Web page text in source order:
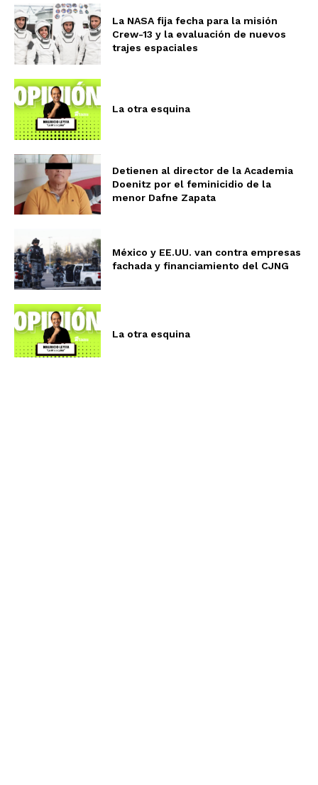
La NASA fija fecha para la misión
Crew-13 y la evaluación de nuevos
trajes espaciales
La otra esquina
Detienen al director de la Academia
Doenitz por el feminicidio de la
menor Dafne Zapata
México y EE.UU. van contra empresas
fachada y financiamiento del CJNG
La otra esquina